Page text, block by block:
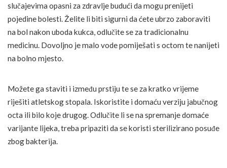
slučajevima opasni za zdravlje budući da mogu prenijeti
pojedine bolesti. Želite li biti sigurni da ćete ubrzo zaboraviti
na bol nakon uboda kukca, odlučite se za tradicionalnu
medicinu. Dovoljno je malo vode pomiješati s octom te nanijeti
na bolno mjesto.
Možete ga staviti i između prstiju te se za kratko vrijeme
riješiti atletskog stopala. Iskoristite i domaću verziju jabučnog
octa ili bilo koje drugog. Odlučite li se na spremanje domaće
varijante lijeka, treba pripaziti da se koristi sterilizirano posuđe
zbog bakterija.